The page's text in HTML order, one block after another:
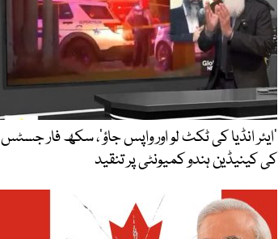
’ایئر انڈیا کی ٹکٹ لو اور واپس جاؤ‘، سکھ فار جسٹس
کی کینیڈین ہندو کمیونٹی پر تنقید